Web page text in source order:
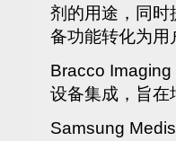
剂的用途，同时
备功能转化为用
Bracco
设备集成，旨在
Samsung